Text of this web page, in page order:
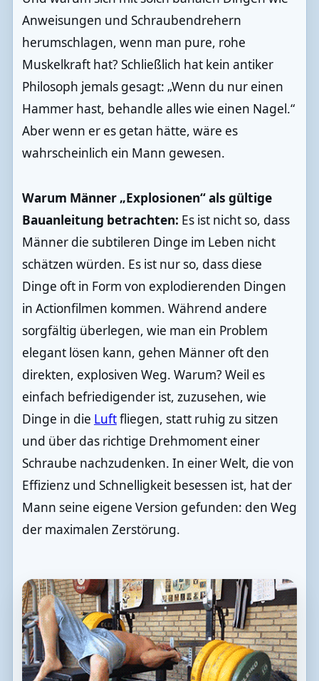
Anweisungen und Schraubendrehern
herumschlagen, wenn man pure, rohe
Muskelkraft hat? Schließlich hat kein antiker
Philosoph jemals gesagt: „Wenn du nur einen
Hammer hast, behandle alles wie einen Nagel.“
Aber wenn er es getan hätte, wäre es
wahrscheinlich ein Mann gewesen.
Warum Männer „Explosionen“ als gültige
Bauanleitung betrachten: Es ist nicht so, dass
Männer die subtileren Dinge im Leben nicht
schätzen würden. Es ist nur so, dass diese
Dinge oft in Form von explodierenden Dingen
in Actionfilmen kommen. Während andere
sorgfältig überlegen, wie man ein Problem
elegant lösen kann, gehen Männer oft den
direkten, explosiven Weg. Warum? Weil es
einfach befriedigender ist, zuzusehen, wie
Dinge in die Luftfliegen, statt ruhig zu sitzen
und über das richtige Drehmoment einer
Schraube nachzudenken. In einer Welt, die von
Effizienz und Schnelligkeit besessen ist, hat der
Mann seine eigene Version gefunden: den Weg
der maximalen Zerstörung.